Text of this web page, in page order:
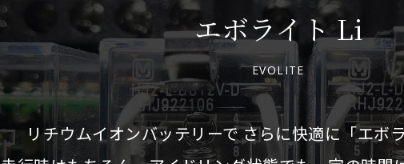
エボライト Li
EVOLITE
リチウムイオンバッテリーで さらに快適に「エボ